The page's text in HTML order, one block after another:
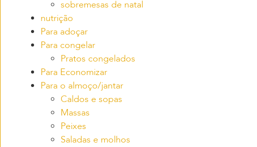
sobremesas de natal
nutrição
Para adoçar
Para congelar
Pratos congelados
Para Economizar
Para o almoço/jantar
Caldos e sopas
Massas
Peixes
Saladas e molhos